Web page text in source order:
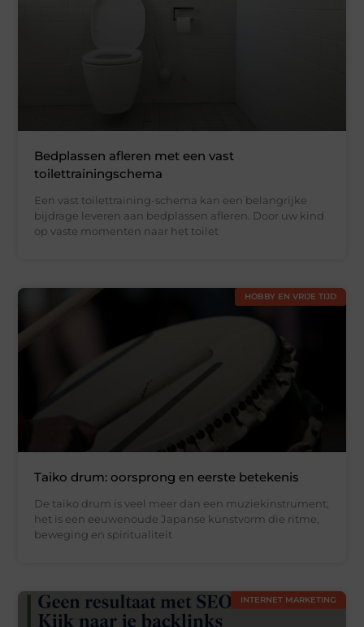
Bedplassen afleren met een vast
toilettrainingschema
Een vast toilettraining-schema kan een belangrijke
bijdrage leveren aan bedplassen afleren. Door uw kind
op vaste momenten naar het toilet
HOBBY EN VRIJE TIJD
Taiko drum: oorsprong en eerste betekenis
De taiko drum is veel meer dan een muziekinstrument;
het is een eeuwenoude Japanse kunstvorm die ritme,
beweging en spiritualiteit
INTERNET MARKETING